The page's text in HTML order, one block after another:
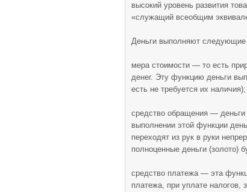
высокий уровень развития
«служащий всеобщим
Деньги выполняют
мера стоимости — то есть
денег. Эту функцию деньги
есть не требуется их наличия);
средство обращения —
выполнении этой функции
переходят из рук в руки
полноценные деньги (золото)
средство платежа — эта
платежа, при уплате налогов,